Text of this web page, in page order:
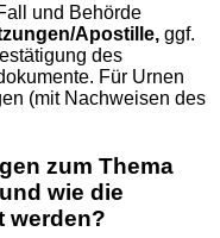
und Behörde
Apostille, ggf.
des
Für Urnen
(mit Nachweisen des
zum Thema
wie die
werden?